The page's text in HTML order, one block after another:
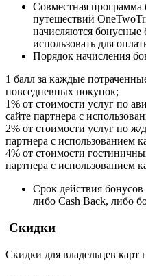
Совместная программа
путешествий
начисляются
использовать для
Порядок начисления
1 балл за каждые
повседневных покупок;
1% от стоимости услуг по
сайте партнера с
2% от стоимости услуг по ж/
партнера с использованием
4% от стоимости
партнера с использованием
Срок действия
либо Cash Back, либо
Скидки
Скидки для владельцев карт